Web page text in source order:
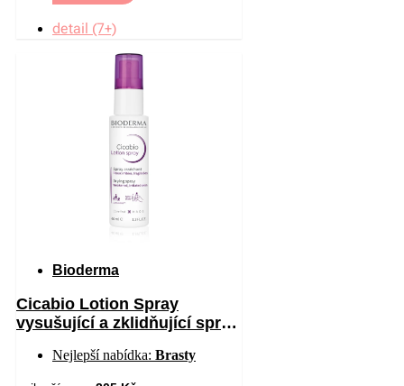
detail (7+)
Bioderma
Cicabio Lotion Spray
vysušující a zklidňující sprej
Nejlepší nabídka: Brasty